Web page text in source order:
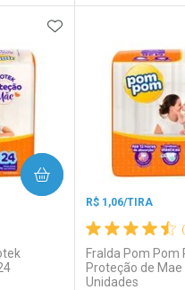
Por
ADICIONAR AOS
R$ 1,06/TIRA
Fralda Pom Pom
Proteção de Mae
Unidades